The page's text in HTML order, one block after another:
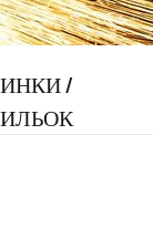
/